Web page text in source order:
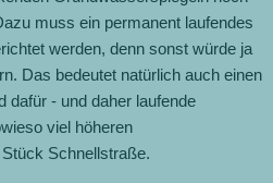
muss ein permanent laufendes
werden, denn sonst würde ja
Das bedeutet natürlich auch einen
dafür - und daher laufende
viel höheren
Schnellstraße.